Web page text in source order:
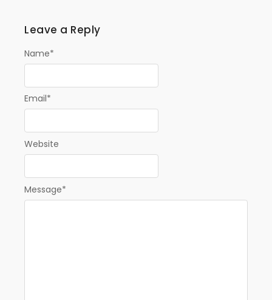
Leave a Reply
Message*
Name*
Email*
Website